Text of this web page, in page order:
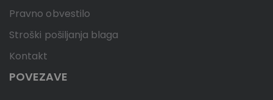
Pravno obvestilo
Stroški pošiljanja blaga
Kontakt
POVEZAVE